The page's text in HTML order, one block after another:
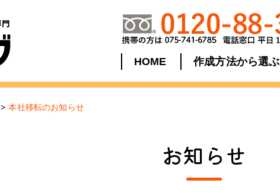
HOME 作成方法から選ぶ
> 本社移転のお知らせ
お知らせ